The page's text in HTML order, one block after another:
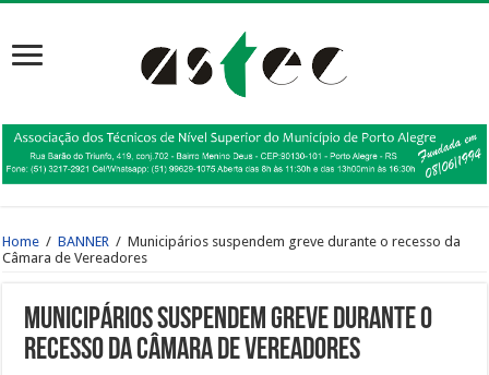
Home / BANNER / Municipários suspendem greve durante o recesso da
Câmara de Vereadores
Municipários suspendem greve durante o
recesso da Câmara de Vereadores